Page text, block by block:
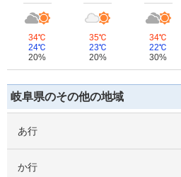
34℃
24℃
20%
35℃
23℃
20%
34℃
22℃
30%
岐阜県のその他の地域
あ行
か行